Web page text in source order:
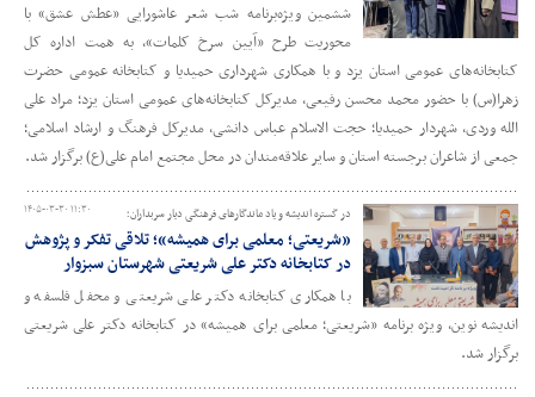
ششمین ویژه‌برنامه شب شعر عاشورایی «عطش عشق» با
محوریت طرح «آیین سرخ کلمات»، به همت اداره کل
کتابخانه‌های عمومی استان یزد و با همکاری شهرداری حمیدیا و کتابخانه عمومی حضرت
زهرا(س) با حضور محمد محسن رفیعی، مدیرکل کتابخانه‌های عمومی استان یزد؛ مراد علی
الله وردی، شهردار حمیدیا؛ حجت الاسلام عباس دانشی، مدیرکل فرهنگ و ارشاد اسلامی؛
جمعی از شاعران برجسته استان و سایر علاقه‌مندان در محل مجتمع امام علی(ع) برگزار شد.
۱۴۰۵-۰۳-۳۰ ۱۱:۳۰ در گستره اندیشه و یاد ماندگارهای فرهنگی دیار سربداران؛
«شریعتی؛ معلمی برای همیشه»؛ تلاقی تفکر و پژوهش
در کتابخانه دکتر علی شریعتی شهرستان سبزوار
با همکاری کتابخانه دکتر علی شریعتی و محفل فلسفه و
اندیشه نوین، ویژه برنامه «شریعتی؛ معلمی برای همیشه» در کتابخانه دکتر علی شریعتی
برگزار شد.